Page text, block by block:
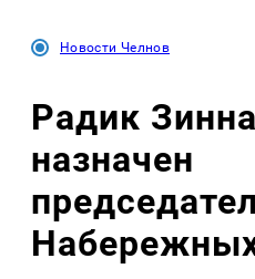
Новости Челнов
Радик
назначен